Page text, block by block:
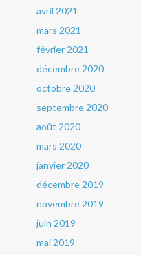
avril 2021
mars 2021
février 2021
décembre 2020
octobre 2020
septembre 2020
août 2020
mars 2020
janvier 2020
décembre 2019
novembre 2019
juin 2019
mai 2019